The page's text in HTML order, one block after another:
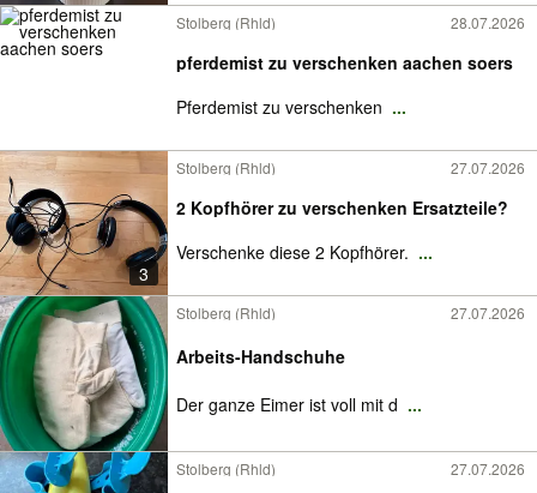
Stolberg (Rhld) 28.07.2026
pferdemist zu verschenken aachen soers
Pferdemist zu verschenken ...
3
Stolberg (Rhld) 27.07.2026
2 Kopfhörer zu verschenken Ersatzteile?
Verschenke diese 2 Kopfhörer. ...
Stolberg (Rhld) 27.07.2026
Arbeits-Handschuhe
Der ganze Eimer ist voll mit d ...
Stolberg (Rhld) 27.07.2026